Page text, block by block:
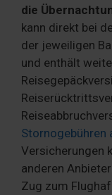
die
kann direkt bei
der jeweiligen
und enthält
Stornogebühren
Versicherungen
anderen
Zug zum